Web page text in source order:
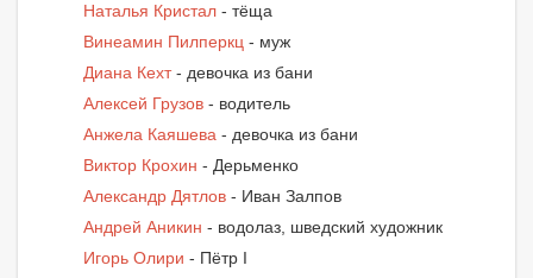
Наталья Кристал - тёща
Винеамин Пилперкц - муж
Диана Кехт- девочка из бани
Алексей Грузов - водитель
Анжела Каяшева - девочка из бани
Виктор Крохин - Дерьменко
Александр Дятлов - Иван Залпов
Андрей Аникин - водолаз, шведский художник
Игорь Олири - Пётр I